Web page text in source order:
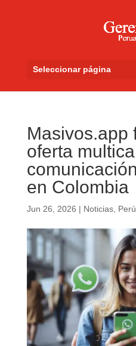
Seleccionar página
Masivos.app
oferta
en Colombia
Jun 26, 2026 | Noticias, Perú